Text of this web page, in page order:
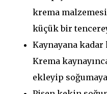
krema
küçük bir
Kaynayana
Krema
ekleyip soğumaya